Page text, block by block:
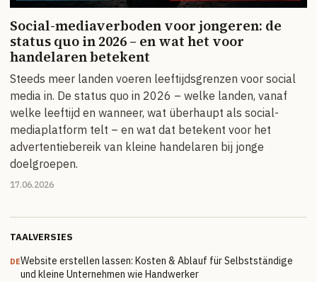
Social-mediaverboden voor jongeren: de
status quo in 2026 – en wat het voor
handelaren betekent
Steeds meer landen voeren leeftijdsgrenzen voor social
media in. De status quo in 2026 – welke landen, vanaf
welke leeftijd en wanneer, wat überhaupt als social-
mediaplatform telt – en wat dat betekent voor het
advertentiebereik van kleine handelaren bij jonge
doelgroepen.
17.06.2026
TAALVERSIES
DEWebsite erstellen lassen: Kosten & Ablauf für Selbstständige
und kleine Unternehmen wie Handwerker